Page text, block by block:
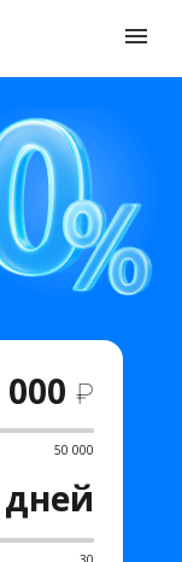
000 ₽
50 000
дней